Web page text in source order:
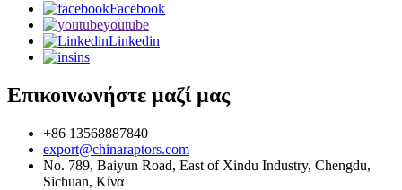
Facebook
youtube
Linkedin
ins
Επικοινωνήστε μαζί μας
+86 13568887840
export@chinaraptors.com
No. 789, Baiyun Road, East of Xindu Industry, Chengdu,
Sichuan, Κίνα